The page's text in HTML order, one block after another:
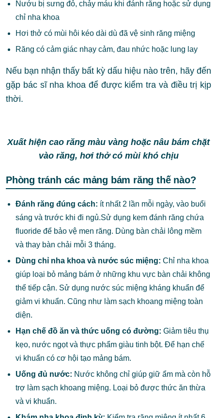
Nướu bị sưng đỏ, chảy máu khi đánh răng hoặc sử dụng
chỉ nha khoa
Hơi thở có mùi hôi kéo dài dù đã vệ sinh răng miệng
Răng có cảm giác nhạy cảm, đau nhức hoặc lung lay
Nếu bạn nhận thấy bất kỳ dấu hiệu nào trên, hãy đến
gặp bác sĩ nha khoa để được kiểm tra và điều trị kịp
thời.
Xuất hiện cao răng màu vàng hoặc nâu bám chặt
vào răng, hơi thở có mùi khó chịu
Phòng tránh các mảng bám răng thế nào?
Đánh răng đúng cách: ít nhất 2 lần mỗi ngày, vào buổi
sáng và trước khi đi ngủ.Sử dụng kem đánh răng chứa
fluoride để bảo vệ men răng. Dùng bàn chải lông mềm
và thay bàn chải mỗi 3 tháng.
Dùng chỉ nha khoa và nước súc miệng: Chỉ nha khoa
giúp loại bỏ mảng bám ở những khu vực bàn chải không
thể tiếp cận. Sử dụng nước súc miệng kháng khuẩn để
giảm vi khuẩn. Cũng như làm sạch khoang miệng toàn
diện.
Hạn chế đồ ăn và thức uống có đường: Giảm tiêu thụ
kẹo, nước ngọt và thực phẩm giàu tinh bột. Để hạn chế
vi khuẩn có cơ hội tạo mảng bám.
Uống đủ nước: Nước không chỉ giúp giữ ẩm mà còn hỗ
trợ làm sạch khoang miệng. Loại bỏ được thức ăn thừa
và vi khuẩn.